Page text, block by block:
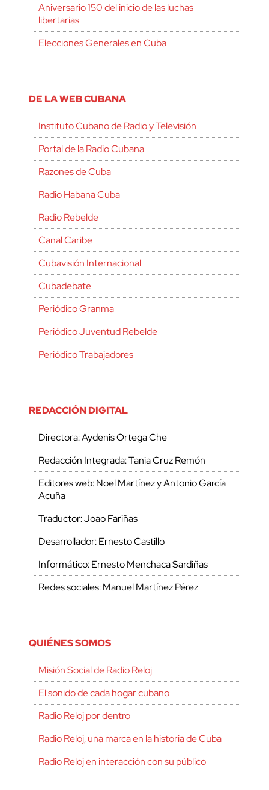
Aniversario 150 del inicio de las luchas
libertarias
Elecciones Generales en Cuba
DE LA WEB CUBANA
Instituto Cubano de Radio y Televisión
Portal de la Radio Cubana
Razones de Cuba
Radio Habana Cuba
Radio Rebelde
Canal Caribe
Cubavisión Internacional
Cubadebate
Periódico Granma
Periódico Juventud Rebelde
Periódico Trabajadores
REDACCIÓN DIGITAL
Directora: Aydenis Ortega Che
Redacción Integrada: Tania Cruz Remón
Editores web: Noel Martínez y Antonio García
Acuña
Traductor: Joao Fariñas
Desarrollador: Ernesto Castillo
Informático: Ernesto Menchaca Sardiñas
Redes sociales: Manuel Martínez Pérez
QUIÉNES SOMOS
Misión Social de Radio Reloj
El sonido de cada hogar cubano
Radio Reloj por dentro
Radio Reloj, una marca en la historia de Cuba
Radio Reloj en interacción con su público